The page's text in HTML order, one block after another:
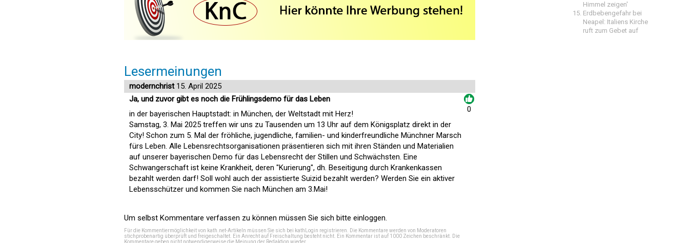
Lesermeinungen
modernchrist15. April 2025
Ja, und zuvor gibt es noch die Frühlingsdemo für das Leben
in der bayerischen Hauptstadt: in München, der Weltstadt mit Herz!
Samstag, 3. Mai 2025 treffen wir uns zu Tausenden um 13 Uhr auf dem Königsplatz direkt in der
City! Schon zum 5. Mal der fröhliche, jugendliche, familien- und kinderfreundliche Münchner Marsch
fürs Leben. Alle Lebensrechtsorganisationen präsentieren sich mit ihren Ständen und Materialien
auf unserer bayerischen Demo für das Lebensrecht der Stillen und Schwächsten. Eine
Schwangerschaft ist keine Krankheit, deren "Kurierung", dh. Beseitigung durch Krankenkassen
bezahlt werden darf! Soll wohl auch der assistierte Suizid bezahlt werden? Werden Sie ein aktiver
Lebensschützer und kommen Sie nach München am 3.Mai!
0
Um selbst Kommentare verfassen zu können müssen Sie sich bitte einloggen.
Für die Kommentiermöglichkeit von kath.net-Artikeln müssen Sie sich bei kathLogin registrieren . Die Kommentare werden von Moderatoren
stichprobenartig überprüft und freigeschaltet. Ein Anrecht auf Freischaltung besteht nicht. Ein Kommentar ist auf 1000 Zeichen beschränkt. Die
Kommentare geben nicht notwendigerweise die Meinung der Redaktion wieder.
Himmel zeigen'
Erdbebengefahr bei
Neapel: Italiens Kirche
ruft zum Gebet auf